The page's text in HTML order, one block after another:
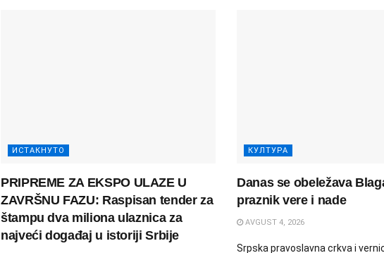
ИСТАКНУТО
PRIPREME ZA EKSPO ULAZE U
ZAVRŠNU FAZU: Raspisan tender za
štampu dva miliona ulaznica za
najveći događaj u istoriji Srbije
КУЛТУРА
Danas se obeležava
praznik vere i nade
AVGUST 4, 2026
Srpska pravoslavna crkva i